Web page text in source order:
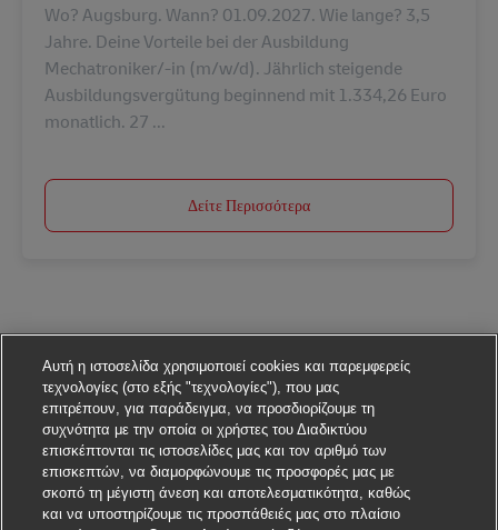
Wo? Augsburg. Wann? 01.09.2027. Wie lange? 3,5
Jahre. Deine Vorteile bei der Ausbildung
Mechatroniker/-in (m/w/d). Jährlich steigende
Ausbildungsvergütung beginnend mit 1.334,26 Euro
monatlich. 27 ...
Δείτε Περισσότερα
Αυτή η ιστοσελίδα χρησιμοποιεί cookies και παρεμφερείς
τεχνολογίες (στο εξής "τεχνολογίες"), που μας
επιτρέπουν, για παράδειγμα, να προσδιορίζουμε τη
συχνότητα με την οποία οι χρήστες του Διαδικτύου
επισκέπτονται τις ιστοσελίδες μας και τον αριθμό των
επισκεπτών, να διαμορφώνουμε τις προσφορές μας με
σκοπό τη μέγιστη άνεση και αποτελεσματικότητα, καθώς
και να υποστηρίζουμε τις προσπάθειές μας στο πλαίσιο